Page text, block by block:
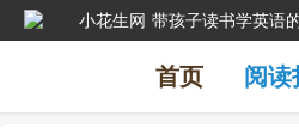
小花生网 带孩子读书学英语
首页 阅读